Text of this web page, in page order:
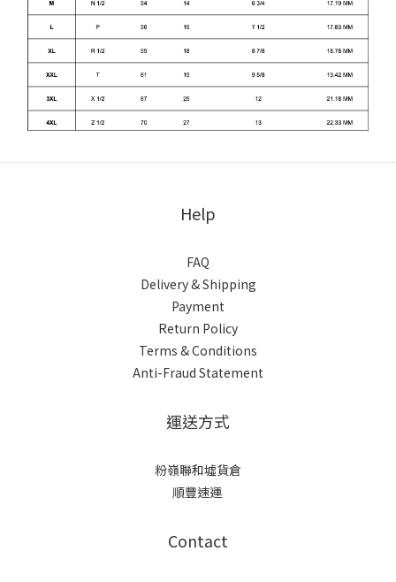
Help
FAQ
Delivery & Shipping
Payment
Return Policy
Terms & Conditions
Anti-Fraud Statement
運送方式
粉嶺聯和墟貨倉
順豐速運
Contact